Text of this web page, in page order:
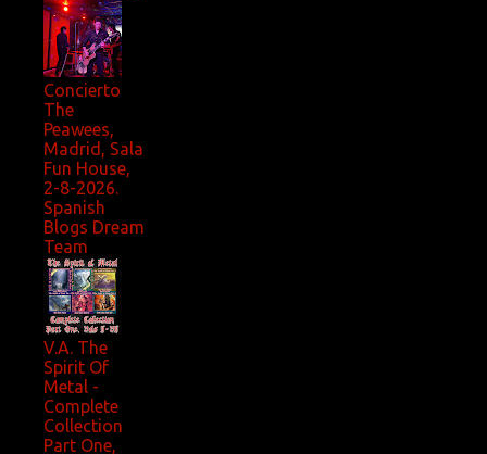
Concierto
The
Peawees,
Madrid, Sala
Fun House,
2-8-2026.
Spanish
Blogs Dream
Team
V.A. The
Spirit Of
Metal -
Complete
Collection
Part One,